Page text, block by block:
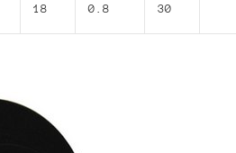
18 0.8 30